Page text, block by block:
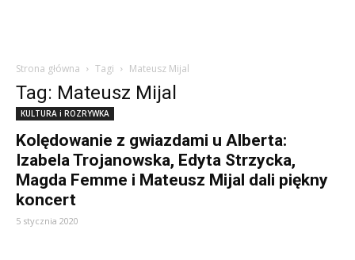
Strona główna Tagi Mateusz Mijal
Tag: Mateusz Mijal
KULTURA i ROZRYWKA
Kolędowanie z gwiazdami u Alberta:
Izabela Trojanowska, Edyta Strzycka,
Magda Femme i Mateusz Mijal dali piękny
koncert
5 stycznia 2020